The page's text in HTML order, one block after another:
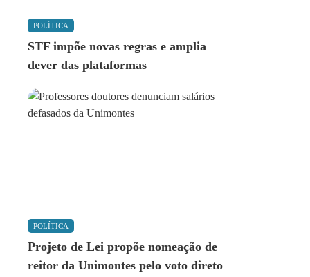
POLÍTICA
STF impõe novas regras e amplia
dever das plataformas
POLÍTICA
Projeto de Lei propõe nomeação de
reitor da Unimontes pelo voto direto